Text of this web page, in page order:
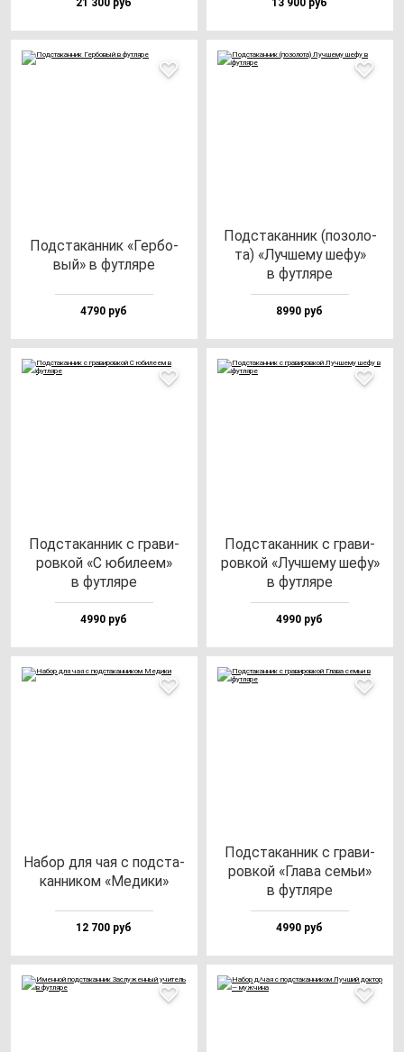
21 300 руб 13 900 руб
Под­ста­кан­ник «Гер­бо­
вый» в фут­ля­ре
4790 руб
Под­ста­кан­ник (по­зо­ло­
та) «Луч­ше­му ше­фу»
в фут­ля­ре
8990 руб
Под­ста­кан­ник с гра­ви­
ров­кой «С юби­ле­ем»
в фут­ля­ре
4990 руб
Под­ста­кан­ник с гра­ви­
ров­кой «Луч­ше­му ше­фу»
в фут­ля­ре
4990 руб
Набор для чая с под­ста­
кан­ни­ком «Меди­ки»
12 700 руб
Под­ста­кан­ник с гра­ви­
ров­кой «Гла­ва семьи»
в фут­ля­ре
4990 руб